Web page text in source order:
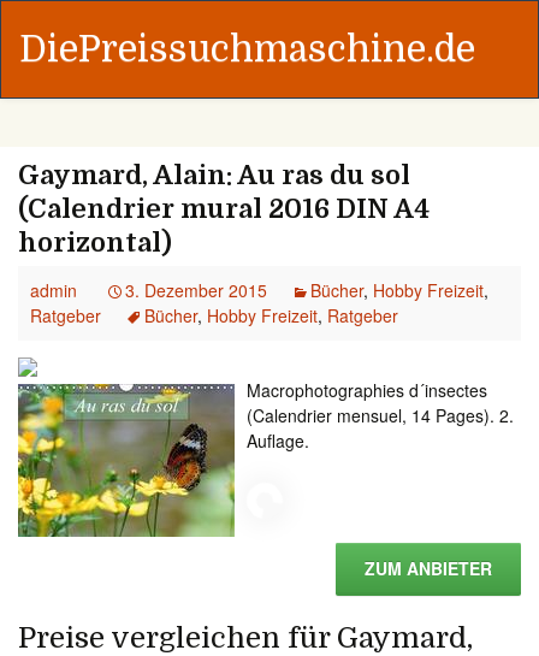
DiePreissuchmaschine.de
Gaymard, Alain: Au ras du sol
(Calendrier mural 2016 DIN A4
horizontal)
admin 3. Dezember 2015 Bücher, Hobby Freizeit,
Ratgeber
Bücher, Hobby Freizeit, Ratgeber
Macrophotographies d´insectes
(Calendrier mensuel, 14 Pages). 2.
Auflage.
ZUM ANBIETER
Preise vergleichen für Gaymard,